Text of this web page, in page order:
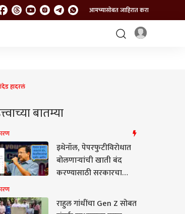
आमच्यासोबत जाहिरात करा
हादरलं
बातम्या
इथेनॉल, पेपरफुटीविरोधात
बोलणाऱ्यांची खाती बंद
करण्यासाठी सरकारचा
बदमाशी करत मोदींसमोर
गुडघे टेकवू नयेत;
राहुल गांधींचा Gen Z सोबत